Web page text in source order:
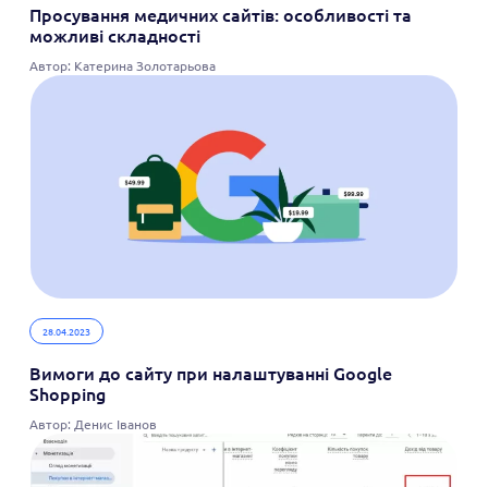
Просування медичних сайтів: особливості та
можливі складності
Автор: Катерина Золотарьова
28.04.2023
Вимоги до сайту при налаштуванні Google
Shopping
Автор: Денис Іванов